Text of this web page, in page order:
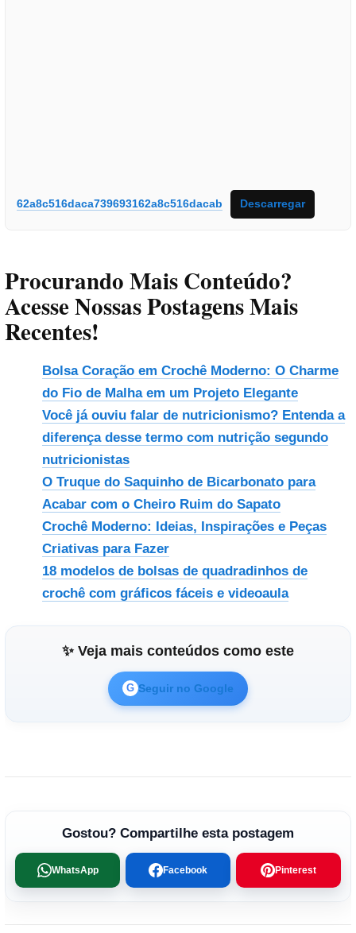
62a8c516daca739693162a8c516dacab Descarregar
Procurando Mais Conteúdo?
Acesse Nossas Postagens Mais
Recentes!
Bolsa Coração em Crochê Moderno: O Charme
do Fio de Malha em um Projeto Elegante
Você já ouviu falar de nutricionismo? Entenda a
diferença desse termo com nutrição segundo
nutricionistas
O Truque do Saquinho de Bicarbonato para
Acabar com o Cheiro Ruim do Sapato
Crochê Moderno: Ideias, Inspirações e Peças
Criativas para Fazer
18 modelos de bolsas de quadradinhos de
crochê com gráficos fáceis e videoaula
✨ Veja mais conteúdos como este
G Seguir no Google
Gostou? Compartilhe esta postagem
WhatsApp Facebook Pinterest